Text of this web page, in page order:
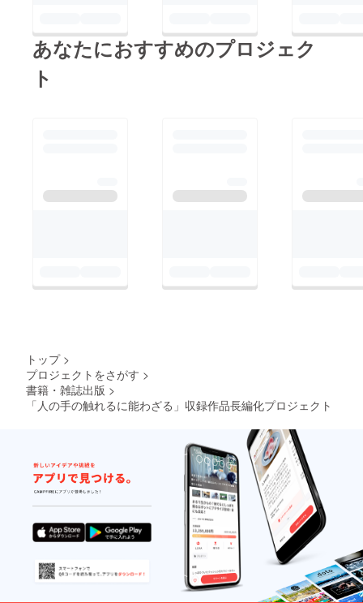
あなたにおすすめのプロジェク
ト
トップ >
プロジェクトをさがす >
書籍・雑誌出版 >
「人の手の触れるに能わざる」収録作品長編化プロジェクト